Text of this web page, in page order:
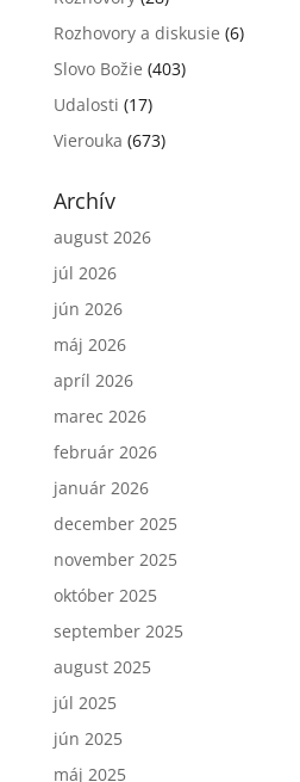
Rozhovory a diskusie (6)
Slovo Božie (403)
Udalosti (17)
Vierouka (673)
Archív
august 2026
júl 2026
jún 2026
máj 2026
apríl 2026
marec 2026
február 2026
január 2026
december 2025
november 2025
október 2025
september 2025
august 2025
júl 2025
jún 2025
máj 2025